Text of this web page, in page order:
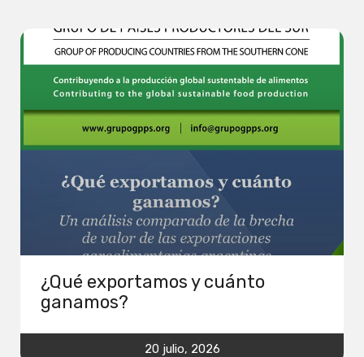
¿Qué exportamos y cuánto
ganamos?
20 julio, 2026